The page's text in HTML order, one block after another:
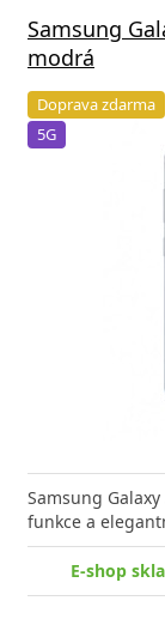
Samsung
modrá
Doprava zdarma
5G
Samsung
funkce a
E-shop